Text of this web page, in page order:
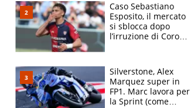
Caso Sebastiano
Esposito, il mercato
si sblocca dopo
l’irruzione di Corona
due big
Silverstone, Alex
Marquez super in
FP1. Marc lavora per
la Sprint (come